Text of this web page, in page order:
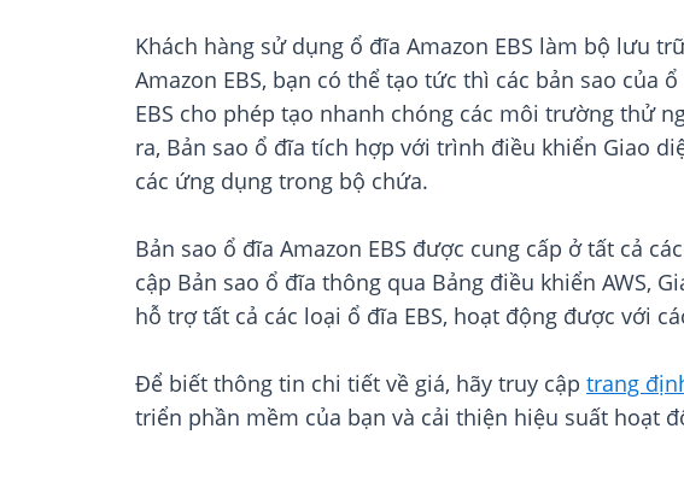
Khách hàng sử dụng ổ đĩa Amazon EBS làm bộ lưu
Amazon EBS, bạn có thể tạo tức thì các bản sao của
EBS cho phép tạo nhanh chóng các môi trường thử
ra, Bản sao ổ đĩa tích hợp với trình điều khiển Giao
các ứng dụng trong bộ chứa.
Bản sao ổ đĩa Amazon EBS được cung cấp ở tất cả
cập Bản sao ổ đĩa thông qua Bảng điều khiển AWS,
hỗ trợ tất cả các loại ổ đĩa EBS, hoạt động được với
Để biết thông tin chi tiết về giá, hãy truy cập trang
triển phần mềm của bạn và cải thiện hiệu suất hoạt